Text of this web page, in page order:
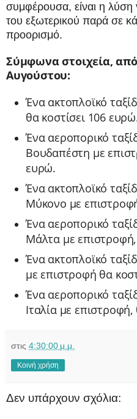
συμφέρουσα, είναι η λύση
του εξωτερικού παρά σε
προορισμό.
Σύμφωνα στοιχεία, από
Αυγούστου:
Ένα ακτοπλοϊκό
θα κοστίσει 106
Ένα αεροπορικό
Βουδαπέστη με
ευρώ.
Ένα ακτοπλοϊκό
Μύκονο με
Ένα αεροπορικό
Μάλτα με
Ένα ακτοπλοϊκό
με επιστροφή θα
Ένα αεροπορικό
Ιταλία με
στις 4:30:00 μ.μ.
Κοινή χρήση
Δεν υπάρχουν σχόλια: